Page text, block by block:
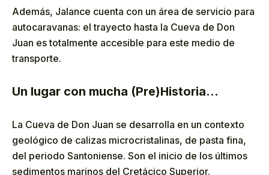
Además, Jalance cuenta con un área de servicio para
autocaravanas: el trayecto hasta la Cueva de Don
Juan es totalmente accesible para este medio de
transporte.
Un lugar con mucha (Pre)Historia…
La Cueva de Don Juan se desarrolla en un contexto
geológico de calizas microcristalinas, de pasta fina,
del periodo Santoniense. Son el inicio de los últimos
sedimentos marinos del Cretácico Superior.